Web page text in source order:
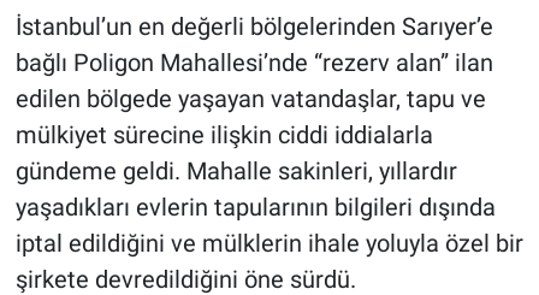
İstanbul’un en değerli bölgelerinden Sarıyer’e
bağlı Poligon Mahallesi’nde “rezerv alan” ilan
edilen bölgede yaşayan vatandaşlar, tapu ve
mülkiyet sürecine ilişkin ciddi iddialarla
gündeme geldi. Mahalle sakinleri, yıllardır
yaşadıkları evlerin tapularının bilgileri dışında
iptal edildiğini ve mülklerin ihale yoluyla özel bir
şirkete devredildiğini öne sürdü.